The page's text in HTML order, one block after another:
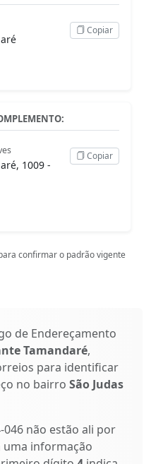
Copiar
1009 -
Copiar
confirmar o padrão vigente
de Endereçamento
Tamandaré,
para identificar
no bairro São Judas
046 não estão ali por
informação